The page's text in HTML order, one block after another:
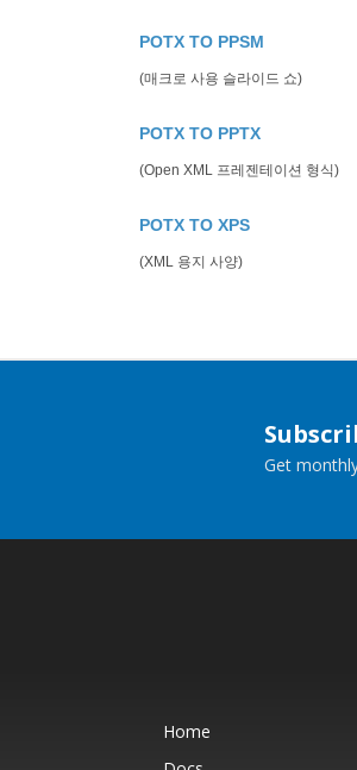
POTX TO PPSM
(매크로 사용 슬라이드 쇼)
POTX TO PPTX
(Open XML 프레젠테이션 형식)
POTX TO XPS
(XML 용지 사양)
Get
Home